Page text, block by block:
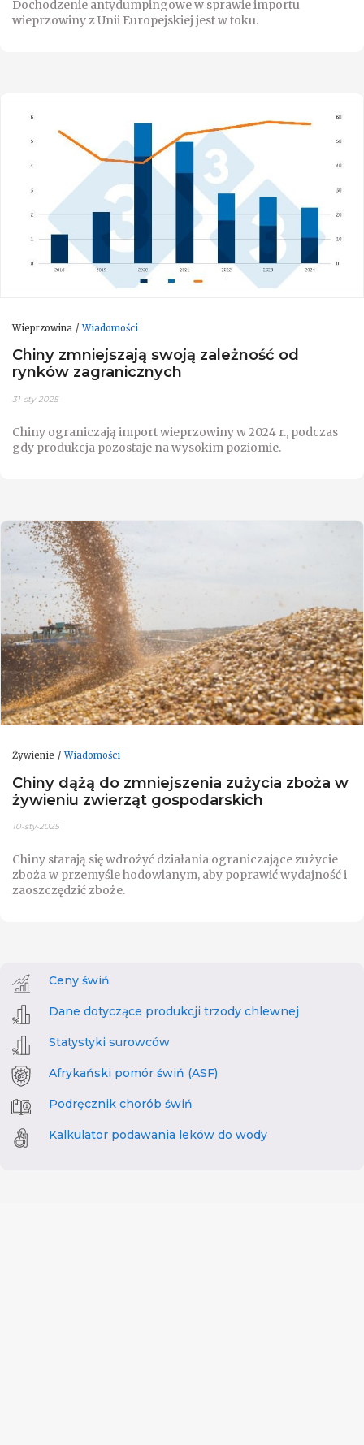
Dochodzenie antydumpingowe w sprawie importu
wieprzowiny z Unii Europejskiej jest w toku.
Wieprzowina Wiadomości
Chiny zmniejszają swoją zależność od
rynków zagranicznych
31-sty-2025
Chiny ograniczają import wieprzowiny w 2024 r., podczas
gdy produkcja pozostaje na wysokim poziomie.
Żywienie Wiadomości
Chiny dążą do zmniejszenia zużycia zboża w
żywieniu zwierząt gospodarskich
10-sty-2025
Chiny starają się wdrożyć działania ograniczające zużycie
zboża w przemyśle hodowlanym, aby poprawić wydajność i
zaoszczędzić zboże.
Ceny świń
Dane dotyczące produkcji trzody chlewnej
Statystyki surowców
Afrykański pomór świń (ASF)
Podręcznik chorób świń
Kalkulator podawania leków do wody